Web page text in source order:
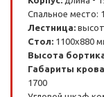
Спальное место:
Лестница:
Стол: 1100х880
Высота
Габариты
1700